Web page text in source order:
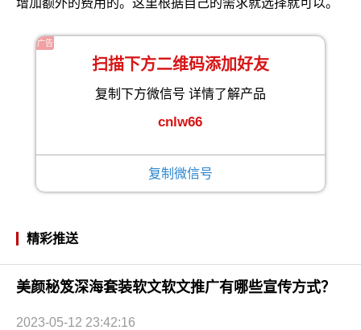
广告
扫描下方二维码添加好友
复制下方微信号 详情了解产品
cnlw66
复制微信号
精彩推送
美颜秘笈深海套装软文软文推广有哪些宣传方式？
2023-05-12 23:42:16